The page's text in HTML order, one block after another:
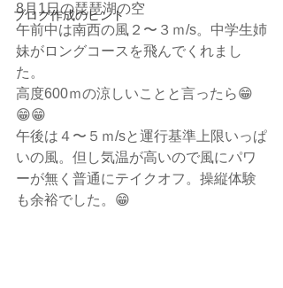
ブログ作成のヒント
8月1日の琵琶湖の空
午前中は南西の風２〜３ｍ/s。中学生姉
妹がロングコースを飛んでくれまし
た。
高度600ｍの涼しいことと言ったら😁
😁😁
午後は４〜５ｍ/sと運行基準上限いっぱ
いの風。但し気温が高いので風にパワ
ーが無く普通にテイクオフ。操縦体験
も余裕でした。😁